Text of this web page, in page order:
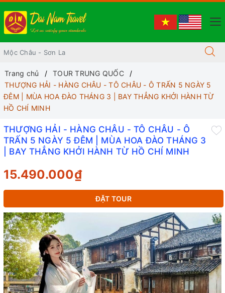
Trang chủ
TOUR TRUNG QUỐC
THƯỢNG HẢI - HÀNG CHÂU - TÔ CHÂU - Ô TRẤN 5 NGÀY 5
ĐÊM | MÙA HOA ĐÀO THÁNG 3 | BAY THẲNG KHỞI HÀNH TỪ
HỒ CHÍ MINH
THƯỢNG HẢI - HÀNG CHÂU - TÔ CHÂU - Ô
TRẤN 5 NGÀY 5 ĐÊM | MÙA HOA ĐÀO THÁNG 3
| BAY THẲNG KHỞI HÀNH TỪ HỒ CHÍ MINH
15.490.000₫
ĐẶT TOUR